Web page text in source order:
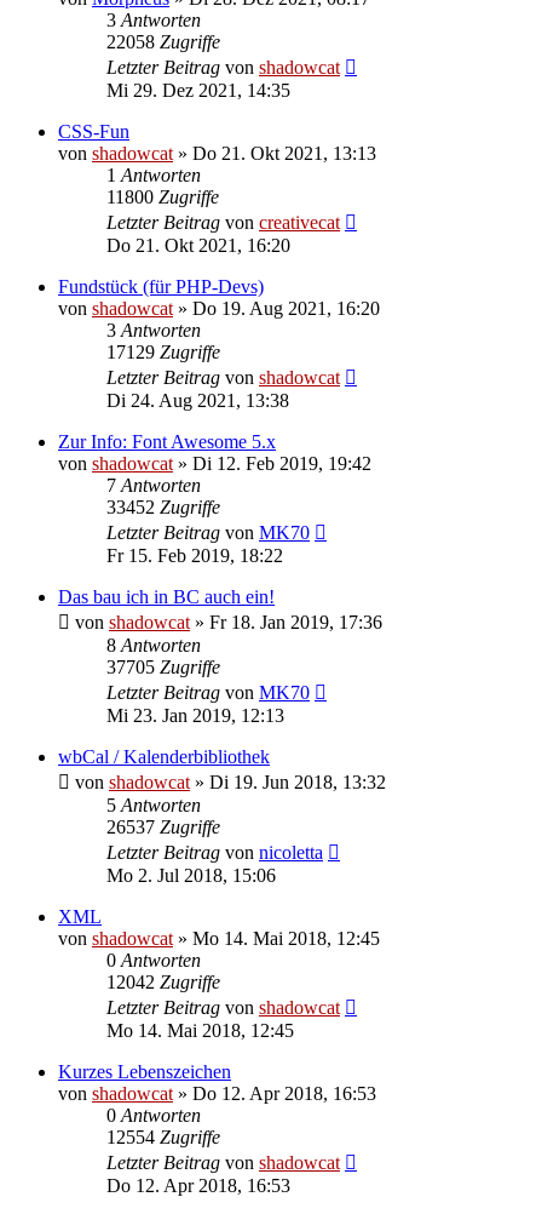
3 Antworten
22058 Zugriffe
Letzter Beitrag von shadowcat
Mi 29. Dez 2021, 14:35
CSS-Fun
von shadowcat » Do 21. Okt 2021, 13:13
1 Antworten
11800 Zugriffe
Letzter Beitrag von creativecat
Do 21. Okt 2021, 16:20
Fundstück (für PHP-Devs)
von shadowcat » Do 19. Aug 2021, 16:20
3 Antworten
17129 Zugriffe
Letzter Beitrag von shadowcat
Di 24. Aug 2021, 13:38
Zur Info: Font Awesome 5.x
von shadowcat » Di 12. Feb 2019, 19:42
7 Antworten
33452 Zugriffe
Letzter Beitrag von MK70
Fr 15. Feb 2019, 18:22
Das bau ich in BC auch ein!
von shadowcat » Fr 18. Jan 2019, 17:36
8 Antworten
37705 Zugriffe
Letzter Beitrag von MK70
Mi 23. Jan 2019, 12:13
wbCal / Kalenderbibliothek
von shadowcat » Di 19. Jun 2018, 13:32
5 Antworten
26537 Zugriffe
Letzter Beitrag von nicoletta
Mo 2. Jul 2018, 15:06
XML
von shadowcat » Mo 14. Mai 2018, 12:45
0 Antworten
12042 Zugriffe
Letzter Beitrag von shadowcat
Mo 14. Mai 2018, 12:45
Kurzes Lebenszeichen
von shadowcat » Do 12. Apr 2018, 16:53
0 Antworten
12554 Zugriffe
Letzter Beitrag von shadowcat
Do 12. Apr 2018, 16:53